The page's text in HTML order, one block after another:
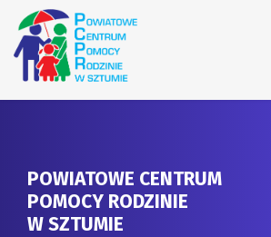
POWIATOWE CENTRUM
POMOCY RODZINIE
W SZTUMIE